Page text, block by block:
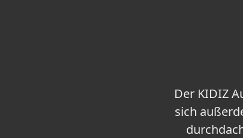
Der KIDIZ
sich